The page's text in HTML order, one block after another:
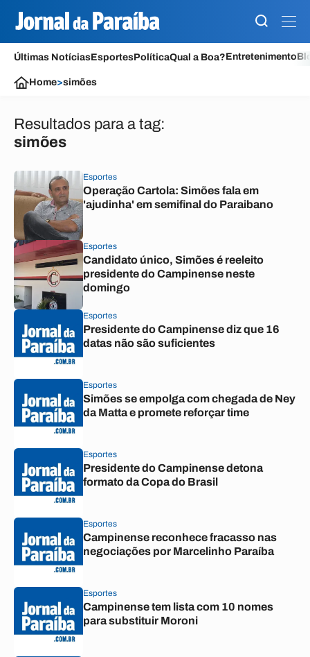
Últimas NotíciasEsportesPolíticaQual a Boa?Entretenimento
Home>simões
Resultados para a tag:
simões
Esportes
Operação Cartola: Simões fala em
'ajudinha' em semifinal do Paraibano
Esportes
Candidato único, Simões é reeleito
presidente do Campinense neste
domingo
Esportes
Presidente do Campinense diz que 16
datas não são suficientes
Esportes
Simões se empolga com chegada de Ney
da Matta e promete reforçar time
Esportes
Presidente do Campinense detona
formato da Copa do Brasil
Esportes
Campinense reconhece fracasso nas
negociações por Marcelinho Paraíba
Esportes
Campinense tem lista com 10 nomes
para substituir Moroni